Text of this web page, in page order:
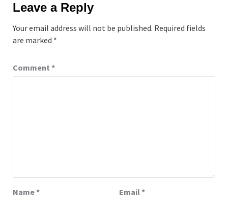
Leave a Reply
Your email address will not be published. Required fields
are marked *
Comment *
Name* Email*